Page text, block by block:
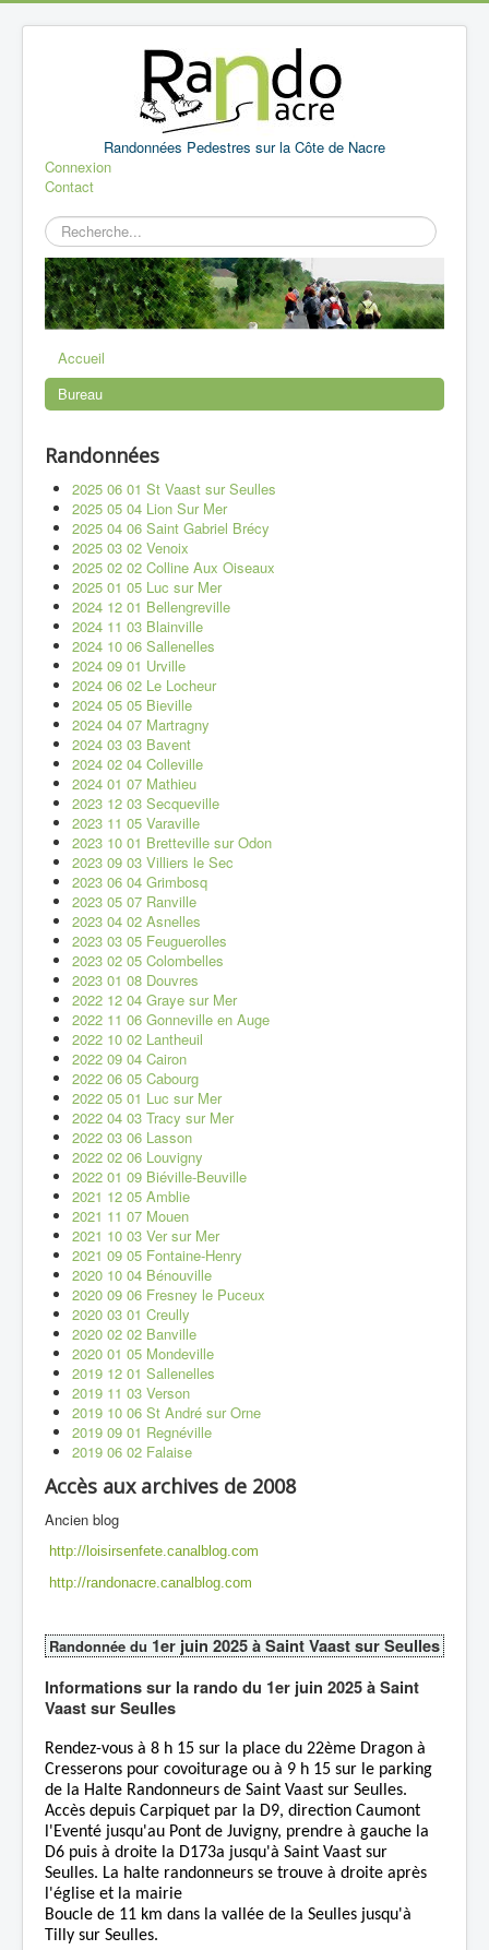
Randonnées Pedestres sur la Côte de Nacre
Connexion
Contact
Rechercher
Accueil
Bureau
Randonnées
2025 06 01 St Vaast sur Seulles
2025 05 04 Lion Sur Mer
2025 04 06 Saint Gabriel Brécy
2025 03 02 Venoix
2025 02 02 Colline Aux Oiseaux
2025 01 05 Luc sur Mer
2024 12 01 Bellengreville
2024 11 03 Blainville
2024 10 06 Sallenelles
2024 09 01 Urville
2024 06 02 Le Locheur
2024 05 05 Bieville
2024 04 07 Martragny
2024 03 03 Bavent
2024 02 04 Colleville
2024 01 07 Mathieu
2023 12 03 Secqueville
2023 11 05 Varaville
2023 10 01 Bretteville sur Odon
2023 09 03 Villiers le Sec
2023 06 04 Grimbosq
2023 05 07 Ranville
2023 04 02 Asnelles
2023 03 05 Feuguerolles
2023 02 05 Colombelles
2023 01 08 Douvres
2022 12 04 Graye sur Mer
2022 11 06 Gonneville en Auge
2022 10 02 Lantheuil
2022 09 04 Cairon
2022 06 05 Cabourg
2022 05 01 Luc sur Mer
2022 04 03 Tracy sur Mer
2022 03 06 Lasson
2022 02 06 Louvigny
2022 01 09 Biéville-Beuville
2021 12 05 Amblie
2021 11 07 Mouen
2021 10 03 Ver sur Mer
2021 09 05 Fontaine-Henry
2020 10 04 Bénouville
2020 09 06 Fresney le Puceux
2020 03 01 Creully
2020 02 02 Banville
2020 01 05 Mondeville
2019 12 01 Sallenelles
2019 11 03 Verson
2019 10 06 St André sur Orne
2019 09 01 Regnéville
2019 06 02 Falaise
Accès aux archives de 2008
Ancien blog
http://loisirsenfete.canalblog.com
http://randonacre.canalblog.com
Randonnée du 1er juin 2025 à Saint Vaast sur Seulles
Informations sur la rando du 1er juin 2025 à Saint
Vaast sur Seulles
Rendez-vous à 8 h 15 sur la place du 22ème Dragon à
Cresserons pour covoiturage ou à 9 h 15 sur le parking
de la Halte Randonneurs de Saint Vaast sur Seulles.
Accès depuis Carpiquet par la D9, direction Caumont
l'Eventé jusqu'au Pont de Juvigny, prendre à gauche la
D6 puis à droite la D173a jusqu'à Saint Vaast sur
Seulles. La halte randonneurs se trouve à droite après
l'église et la mairie
Boucle de 11 km dans la vallée de la Seulles jusqu'à
Tilly sur Seulles.